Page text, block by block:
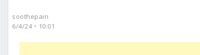
soothepain
6/4/24，10:01